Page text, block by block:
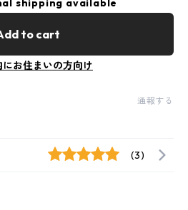
shipping available
to cart
にお住まいの方向け
通報する
(3)